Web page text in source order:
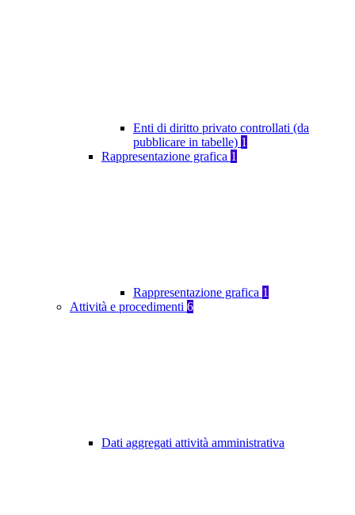
Enti di diritto privato controllati (da
pubblicare in tabelle) 1
Rappresentazione grafica 1
Rappresentazione grafica 1
Attività e procedimenti 6
Dati aggregati attività amministrativa